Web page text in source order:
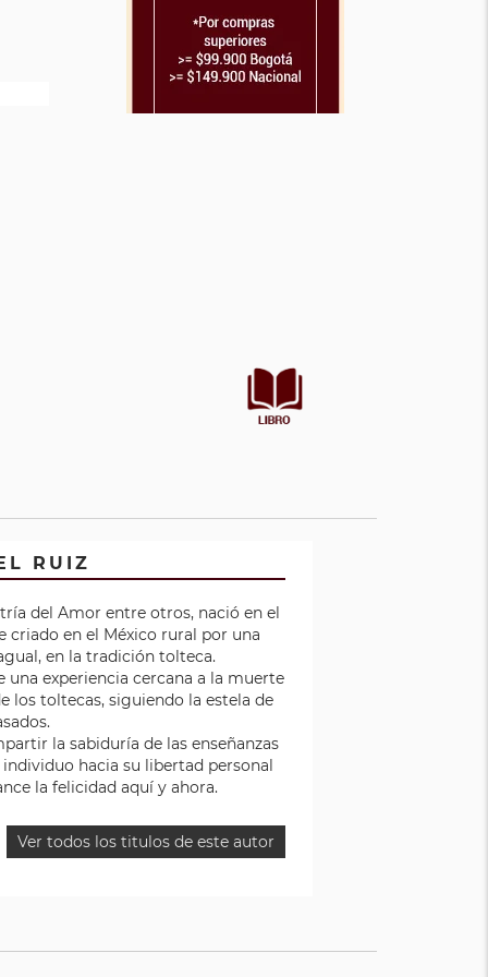
RUIZ
del Amor entre otros, nació en el
criado en el México rural por una
en la tradición tolteca.
una experiencia cercana a la muerte
los toltecas, siguiendo la estela de
la sabiduría de las enseñanzas
hacia su libertad personal
la felicidad aquí y ahora.
Ver todos los titulos de este autor